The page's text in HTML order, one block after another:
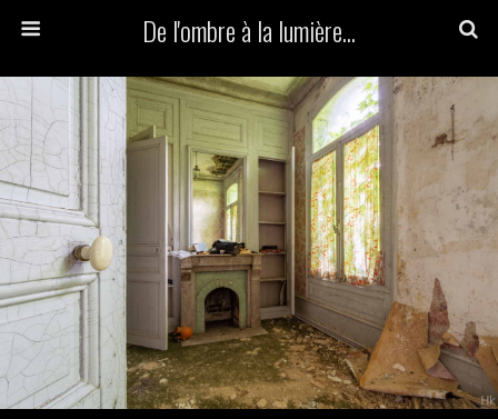
De l'ombre à la lumière...